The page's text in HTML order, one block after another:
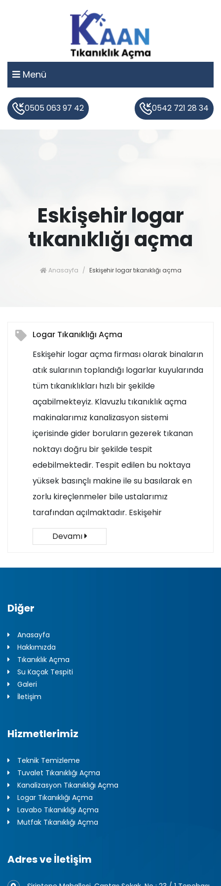
Menü
0505 063 97 42 0542 721 28 34
Eskişehir logar
tıkanıklığı açma
Anasayfa Eskişehir logar tıkanıklığı açma
Logar Tıkanıklığı Açma
Eskişehir logar açma firması olarak binaların
atık sularının toplandığı logarlar kuyularında
tüm tıkanıklıkları hızlı bir şekilde
açabilmekteyiz. Klavuzlu tıkanıklık açma
makinalarımız kanalizasyon sistemi
içerisinde gider boruların gezerek tıkanan
noktayı doğru bir şekilde tespit
edebilmektedir. Tespit edilen bu noktaya
yüksek basınçlı makine ile su basılarak en
zorlu kireçlenmeler bile ustalarımız
tarafından açılmaktadır. Eskişehir
Devamı
Diğer
Anasayfa
Hakkımızda
Tıkanıklık Açma
Su Kaçak Tespiti
Galeri
İletişim
Hizmetlerimiz
Teknik Temizleme
Tuvalet Tıkanıklığı Açma
Kanalizasyon Tıkanıklığı Açma
Logar Tıkanıklığı Açma
Lavabo Tıkanıklığı Açma
Mutfak Tıkanıklığı Açma
Adres ve İletişim